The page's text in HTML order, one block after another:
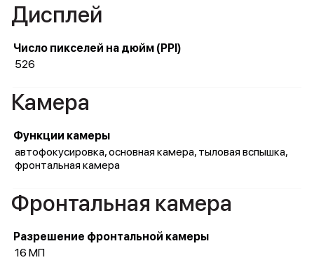
Дисплей
Число пикселей на дюйм (PPI)
526
Камера
Функции камеры
автофокусировка, основная камера, тыловая вспышка,
фронтальная камера
Фронтальная камера
Разрешение фронтальной камеры
16 МП